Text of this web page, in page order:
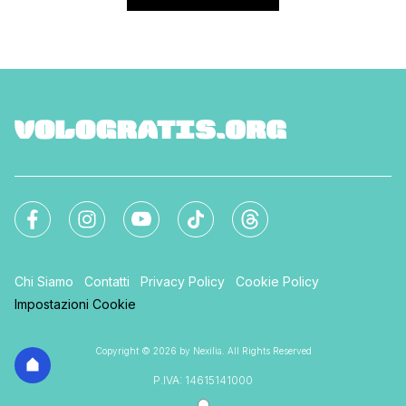
Chi Siamo Contatti Privacy Policy
Cookie Policy
Impostazioni Cookie
Copyright © 2026 by Nexilia. All Rights Reserved
P.IVA: 14615141000